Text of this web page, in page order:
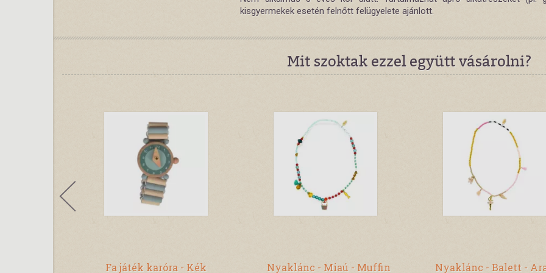
kisgyermekek esetén felnőtt felügyelete ajánlott.
Mit szoktak ezzel együtt vásárolni?
Fa játék karóra - Kék Nyaklánc - Miaú - Muffin Nyaklánc - Balett -